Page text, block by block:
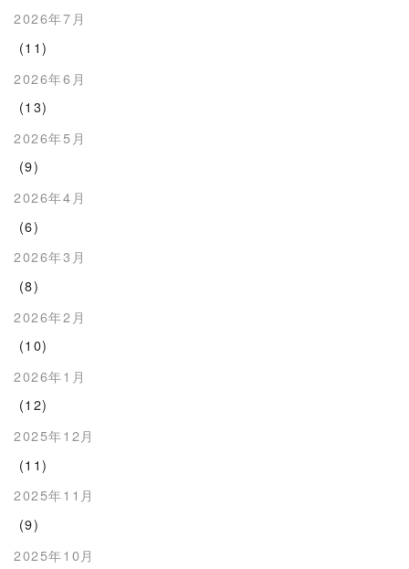
2026年7月
(11)
2026年6月
(13)
2026年5月
(9)
2026年4月
(6)
2026年3月
(8)
2026年2月
(10)
2026年1月
(12)
2025年12月
(11)
2025年11月
(9)
2025年10月